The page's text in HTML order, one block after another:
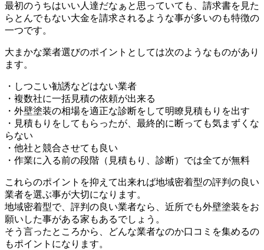
最初のうちはいい人達だなぁと思っていても、請求書を見た
らとんでもない大金を請求されるような事が多いのも特徴の
一つです。
大まかな業者選びのポイントとしては次のようなものがあり
ます。
・しつこい勧誘などはない業者
・複数社に一括見積の依頼が出来る
・外壁塗装の相場を適正な診断をして明瞭見積もりを出す
・見積もりをしてもらったが、最終的に断っても気まずくな
らない
・他社と競合させても良い
・作業に入る前の段階（見積もり、診断）では全てが無料
これらのポイントを抑えて出来れば地域密着型の評判の良い
業者を選ぶ事が大切になります。
地域密着型で、評判の良い業者なら、近所でも外壁塗装をお
願いした事がある家もあるでしょう。
そう言ったところから、どんな業者なのか口コミを集めるの
もポイントになります。